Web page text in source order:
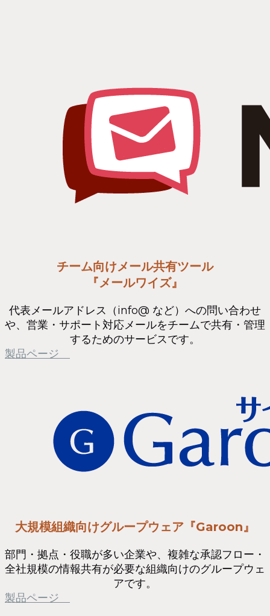
チーム向けメール共有ツール
『メールワイズ』
代表メールアドレス（info@ など）への問い合わせ
や、営業・サポート対応メールをチームで共有・管理
するためのサービスです。
製品ページ
大規模組織向けグループウェア『Garoon』
部門・拠点・役職が多い企業や、複雑な承認フロー・
全社規模の情報共有が必要な組織向けのグループウェ
アです。
製品ページ